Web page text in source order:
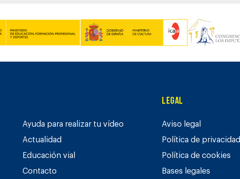
Ayuda para realizar tu vídeo
Actualidad
Educación vial
Contacto
Legal
Aviso legal
Política de privacidad
Política de cookies
Bases legales